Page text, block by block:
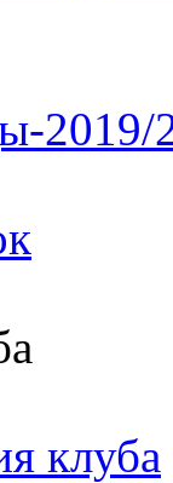
2019/
клуба